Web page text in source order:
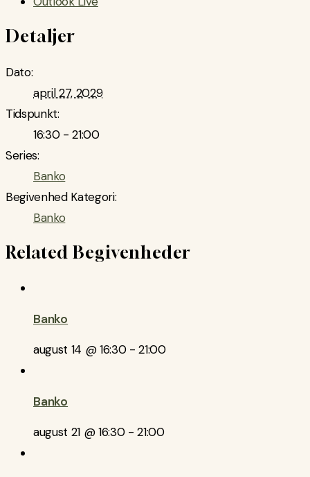
Detaljer
Dato:
april 27, 2029
Tidspunkt:
16:30 - 21:00
Series:
Banko
Begivenhed Kategori:
Banko
Related Begivenheder
Banko
august 14 @ 16:30-21:00
Banko
august 21 @ 16:30-21:00